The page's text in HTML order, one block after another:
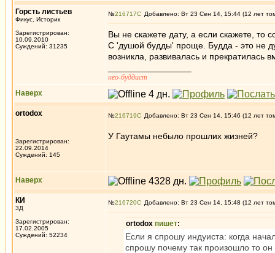
Горсть листьев
Фикус, Историк
Зарегистрирован:
10.09.2010
Суждений: 31235
№216717 Добавлено: Вт 23 Сен 14, 15:44 (12 лет
Вы не скажете дату, а если скажете, то
С 'душой будды' проще. Будда - это не
возникла, развивалась и прекратилась
нео-буддист
Наверх
ortodox
Зарегистрирован:
22.09.2014
Суждений: 145
№216719 Добавлено: Вт 23 Сен 14, 15:46 (12 лет
У Гаутамы небыло прошлих жизней?
Наверх
КИ
3Д
Зарегистрирован:
17.02.2005
Суждений: 52234
№216720 Добавлено: Вт 23 Сен 14, 15:48 (12 лет
ortodox пишет:
Если я спрошу индуиста: когда
спрошу почему так произошло то